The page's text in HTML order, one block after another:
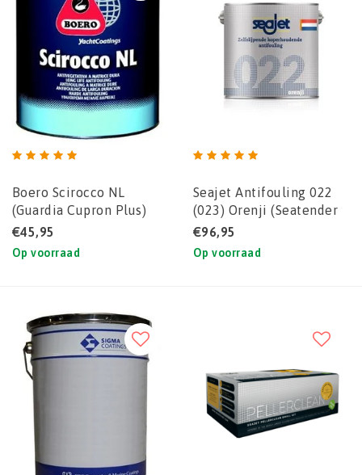
Boero Scirocco NL
(Guardia Cupron Plus)
koperhoudende
antifouling
€45,95
Op voorraad
Seajet Antifouling 022
(023) Orenji (Seatender
10-alternatief voor
pleziervaart)
€96,95
Op voorraad